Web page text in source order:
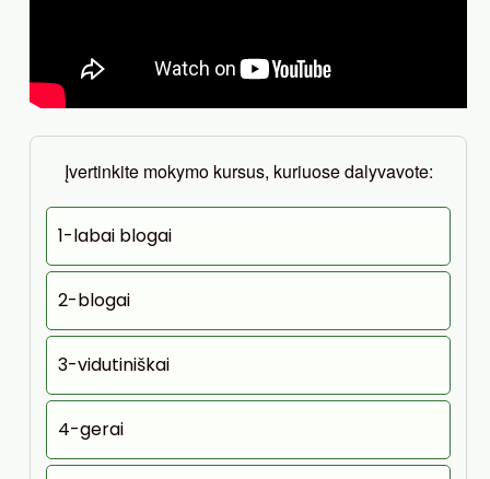
Įvertinkite mokymo kursus, kuriuose dalyvavote:
1-labai blogai
2-blogai
3-vidutiniškai
4-gerai